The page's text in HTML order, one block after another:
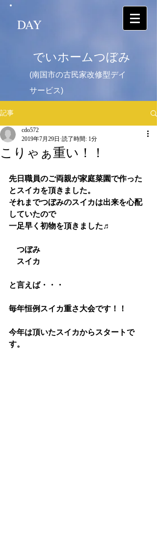
DAY
でいホームつぼみ
(南国市の古民家改修型デイ
サービス)
記事
こりゃぁ重い！！
cdo572
2019年7月29日 読了時間: 1分
先日職員のご両親が家庭菜園で作った
とスイカを頂きました。
それまでつぼみのスイカは出来を心配
していたので
一足早く初物を頂きました♬
つぼみ
スイカ
と言えば・・・
毎年恒例スイカ重さ大会です！！
今年は頂いたスイカからスタートで
す。